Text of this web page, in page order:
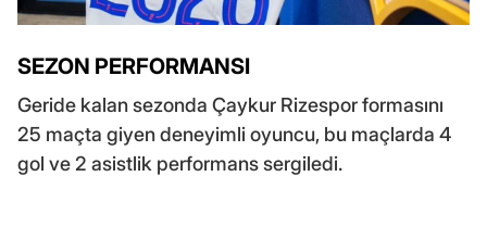
SEZON PERFORMANSI
Geride kalan sezonda Çaykur Rizespor formasını
25 maçta giyen deneyimli oyuncu, bu maçlarda 4
gol ve 2 asistlik performans sergiledi.